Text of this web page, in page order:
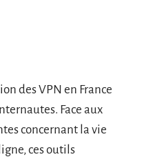
des VPN en France
Face aux
concernant la vie
ces outils